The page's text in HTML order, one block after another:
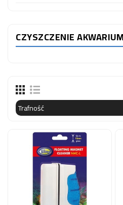
KONTAKT
CZYSZCZENIE AKWARIUM
Trafność